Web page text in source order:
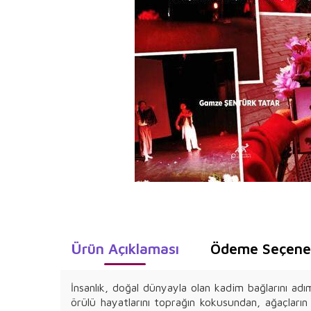
Ürün Açıklaması Ödeme
İnsanlık, doğal dünyayla olan kadim bağlarını
örülü hayatlarını toprağın kokusundan,